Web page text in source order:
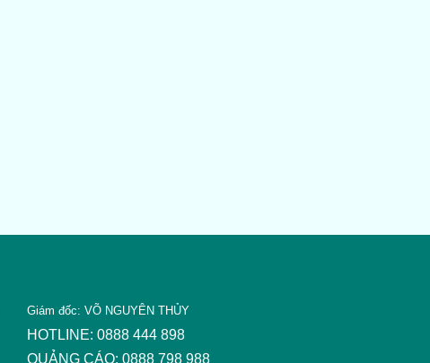
Giám đốc: VÕ NGUYÊN THỦY
HOTLINE: 0888 444 898
QUẢNG CÁO: 0888 798 988